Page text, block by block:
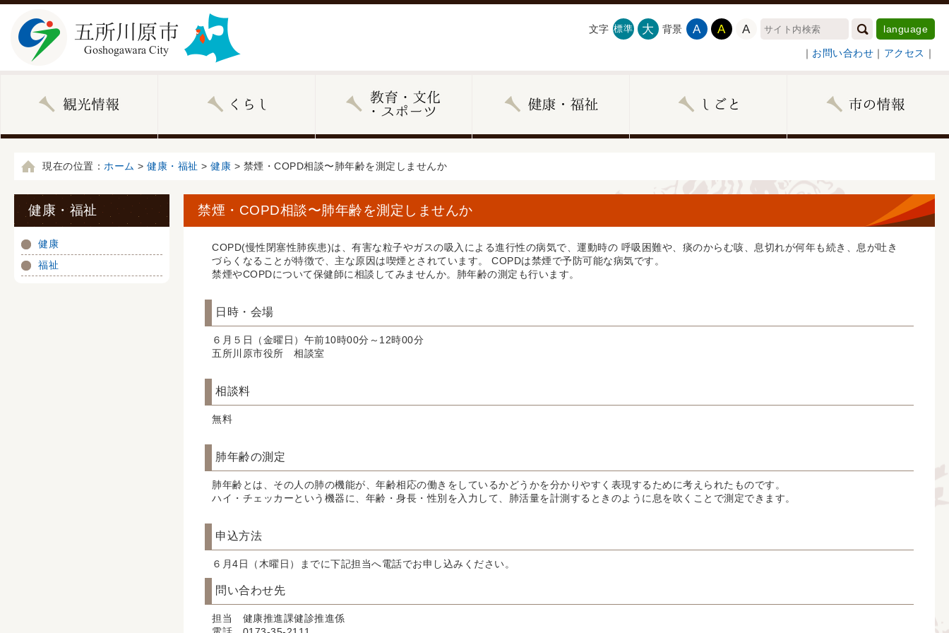
文字 標準 大 背景 A A A language
｜ お問い合わせ ｜ アクセス ｜
現在の位置： ホーム > 健康・福祉 > 健康 > 禁煙・COPD相談〜肺年齢を測定しませんか
禁煙・COPD相談〜肺年齢を測定しませんか
COPD(慢性閉塞性肺疾患)は、有害な粒⼦やガスの吸⼊による進⾏性の病気で、運動時の 呼吸困難や、痰のからむ咳、息切れが何年も続き、息が吐き
づらくなることが特徴で、主な原因は喫煙とされています。 COPDは禁煙で予防可能な病気です。
禁煙やCOPDについて保健師に相談してみませんか。肺年齢の測定も⾏います。
日時・会場
６月５日（金曜日）午前10時00分～12時00分
五所川原市役所 相談室
相談料
無料
肺年齢の測定
肺年齢とは、その⼈の肺の機能が、年齢相応の働きをしているかどうかを分かりやすく表現するために考えられたものです。
ハイ・チェッカーという機器に、年齢・⾝⻑・性別を⼊⼒して、肺活量を計測するときのように息を吹くことで測定できます。
申込方法
６⽉4⽇（木曜⽇）までに下記担当へ電話でお申し込みください。
問い合わせ先
担当 健康推進課健診推進係
健康・福祉
健康
福祉